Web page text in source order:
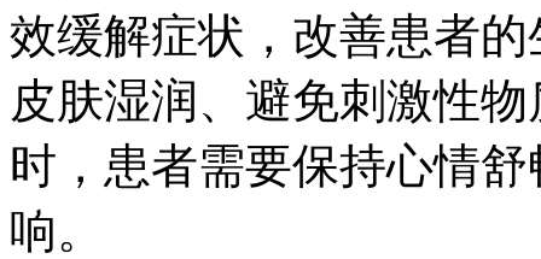
效缓解症状，改善患者
皮肤湿润、避免刺激性
时，患者需要保持心情
响。